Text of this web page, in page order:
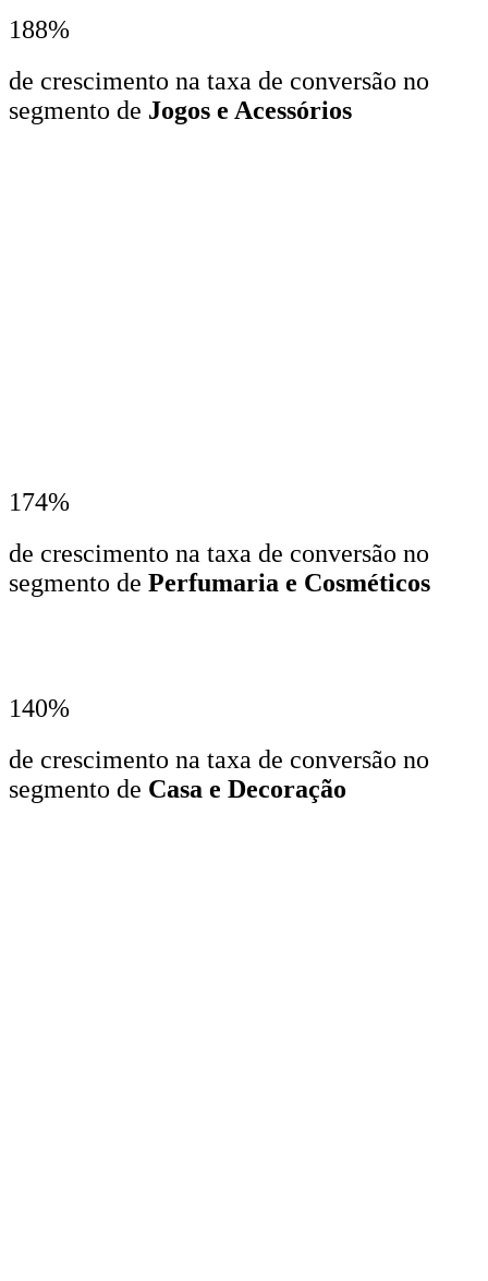
188%
de crescimento na taxa de conversão no
segmento de Jogos e Acessórios
174%
de crescimento na taxa de conversão no
segmento de Perfumaria e Cosméticos
140%
de crescimento na taxa de conversão no
segmento de Casa e Decoração